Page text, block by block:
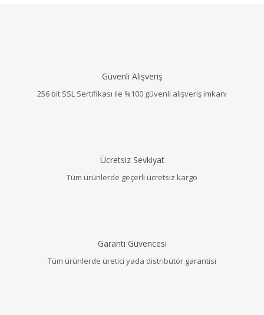
Güvenli Alışveriş
256 bit SSL Sertifikası ile %100 güvenli alışveriş imkanı
Ücretsiz Sevkiyat
Tüm ürünlerde geçerli ücretsiz kargo
Garanti Güvencesi
Tüm ürünlerde üretici yada distribütör garantisi